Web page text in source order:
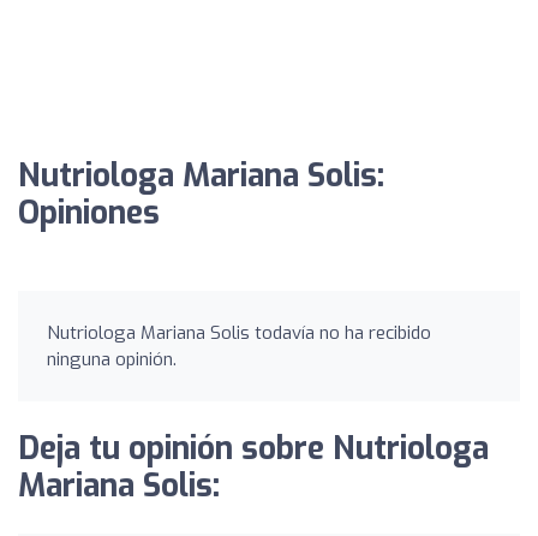
Nutriologa Mariana Solis:
Opiniones
Nutriologa Mariana Solis todavía no ha recibido
ninguna opinión.
Deja tu opinión sobre Nutriologa
Mariana Solis: